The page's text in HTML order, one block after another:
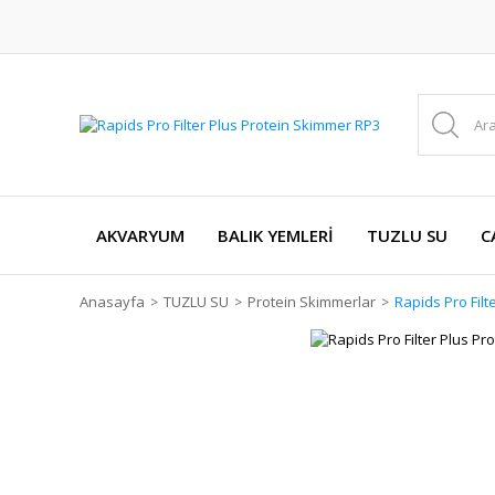
AKVARYUM BALIK YEMLERİ TUZLU SU
Anasayfa TUZLU SU Protein Skimmerlar Rapids Pro